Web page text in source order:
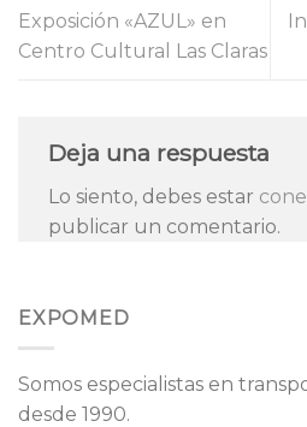
Exposición «AZUL» en
Centro Cultural Las Claras
Deja una respuesta
Lo siento, debes estar
publicar un comentario.
EXPOMED
Somos especialistas en
desde 1990.